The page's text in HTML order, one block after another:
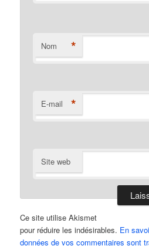
Nom *
E-mail *
Site web
Ce site utilise Akismet
pour réduire les indésirables. En
données de vos commentaires sont